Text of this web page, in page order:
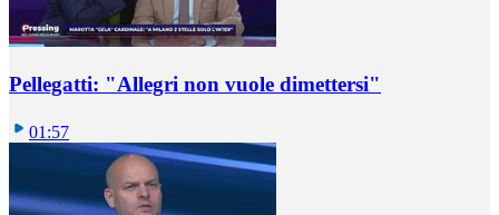
Pellegatti: "Allegri non vuole dimettersi"
01:57